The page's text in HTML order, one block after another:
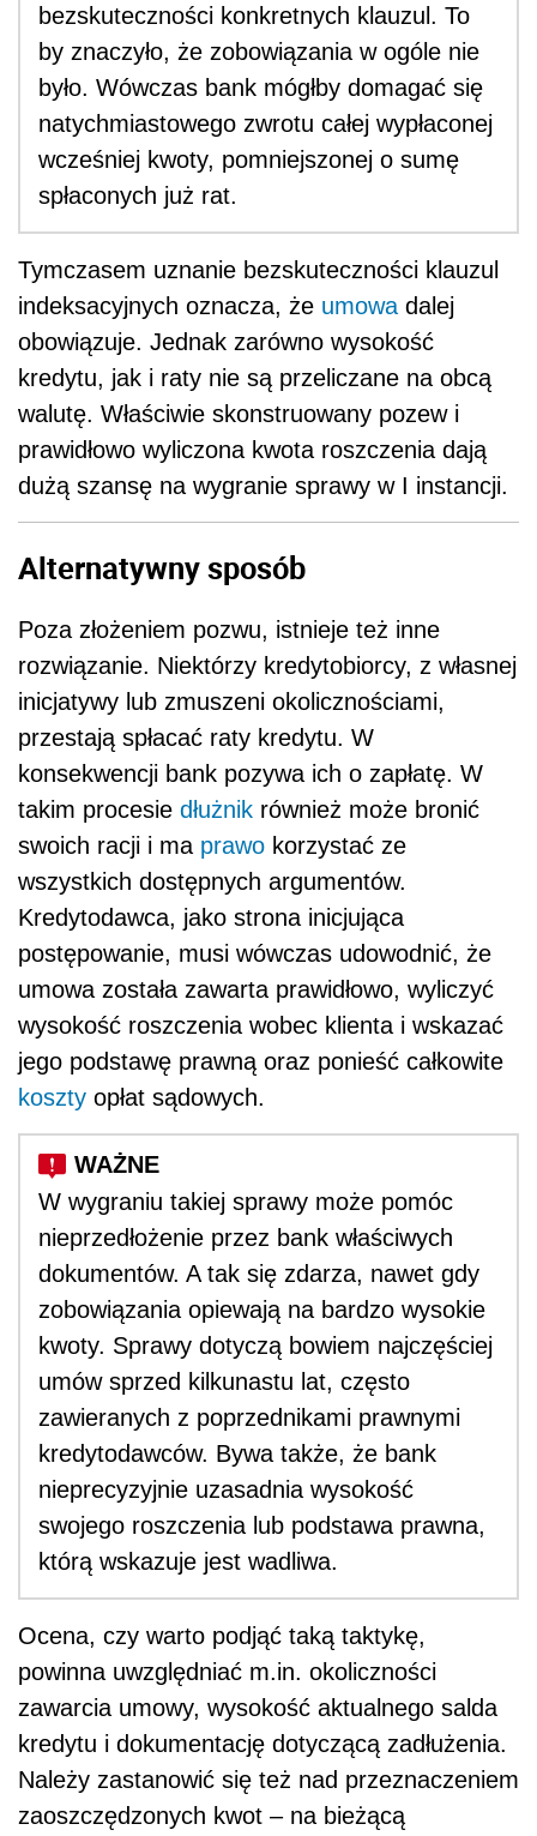
bezskuteczności konkretnych klauzul. To
by znaczyło, że zobowiązania w ogóle nie
było. Wówczas bank mógłby domagać się
natychmiastowego zwrotu całej wypłaconej
wcześniej kwoty, pomniejszonej o sumę
spłaconych już rat.
Tymczasem uznanie bezskuteczności klauzul
indeksacyjnych oznacza, że umowa dalej
obowiązuje. Jednak zarówno wysokość
kredytu, jak i raty nie są przeliczane na obcą
walutę. Właściwie skonstruowany pozew i
prawidłowo wyliczona kwota roszczenia dają
dużą szansę na wygranie sprawy w I instancji.
Alternatywny sposób
Poza złożeniem pozwu, istnieje też inne
rozwiązanie. Niektórzy kredytobiorcy, z własnej
inicjatywy lub zmuszeni okolicznościami,
przestają spłacać raty kredytu. W
konsekwencji bank pozywa ich o zapłatę. W
takim procesie dłużnik również może bronić
swoich racji i ma prawo korzystać ze
wszystkich dostępnych argumentów.
Kredytodawca, jako strona inicjująca
postępowanie, musi wówczas udowodnić, że
umowa została zawarta prawidłowo, wyliczyć
wysokość roszczenia wobec klienta i wskazać
jego podstawę prawną oraz ponieść całkowite
koszty opłat sądowych.
W wygraniu takiej sprawy może pomóc
nieprzedłożenie przez bank właściwych
dokumentów. A tak się zdarza, nawet gdy
zobowiązania opiewają na bardzo wysokie
kwoty. Sprawy dotyczą bowiem najczęściej
umów sprzed kilkunastu lat, często
zawieranych z poprzednikami prawnymi
kredytodawców. Bywa także, że bank
nieprecyzyjnie uzasadnia wysokość
swojego roszczenia lub podstawa prawna,
którą wskazuje jest wadliwa.
Ocena, czy warto podjąć taką taktykę,
powinna uwzględniać m.in. okoliczności
zawarcia umowy, wysokość aktualnego salda
kredytu i dokumentację dotyczącą zadłużenia.
Należy zastanowić się też nad przeznaczeniem
zaoszczędzonych kwot – na bieżącą